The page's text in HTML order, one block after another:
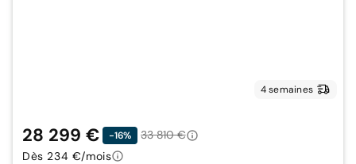
4 semaines
28 299 € -16%
33 810 €
Dès 234 €/mois